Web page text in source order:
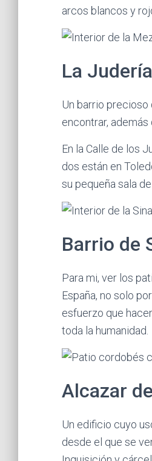
arcos blancos y
La
Un barrio
encontrar, además
En la Calle de los
dos están en
su pequeña sala
Barrio de
Para mi, ver los
España, no solo
esfuerzo que
toda la humanidad.
Alcazar
Un edificio cuyo
desde el que se